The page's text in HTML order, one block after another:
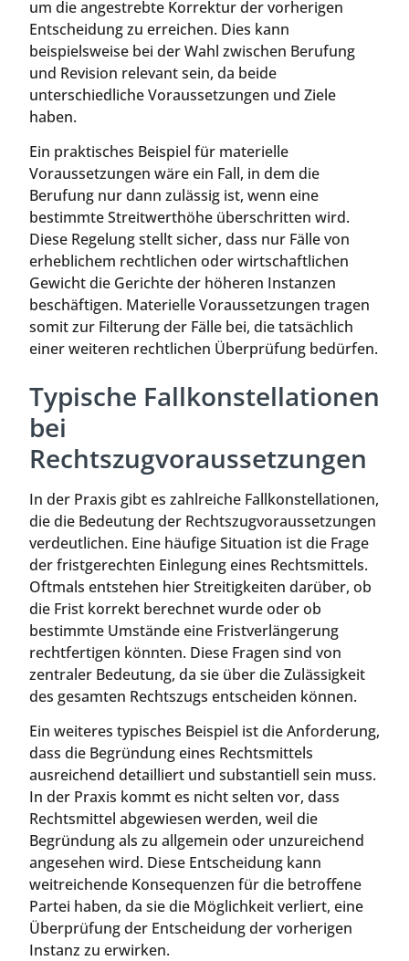
um die angestrebte Korrektur der vorherigen
Entscheidung zu erreichen. Dies kann
beispielsweise bei der Wahl zwischen Berufung
und Revision relevant sein, da beide
unterschiedliche Voraussetzungen und Ziele
haben.
Ein praktisches Beispiel für materielle
Voraussetzungen wäre ein Fall, in dem die
Berufung nur dann zulässig ist, wenn eine
bestimmte Streitwerthöhe überschritten wird.
Diese Regelung stellt sicher, dass nur Fälle von
erheblichem rechtlichen oder wirtschaftlichen
Gewicht die Gerichte der höheren Instanzen
beschäftigen. Materielle Voraussetzungen tragen
somit zur Filterung der Fälle bei, die tatsächlich
einer weiteren rechtlichen Überprüfung bedürfen.
Typische Fallkonstellationen
bei
Rechtszugvoraussetzungen
In der Praxis gibt es zahlreiche Fallkonstellationen,
die die Bedeutung der Rechtszugvoraussetzungen
verdeutlichen. Eine häufige Situation ist die Frage
der fristgerechten Einlegung eines Rechtsmittels.
Oftmals entstehen hier Streitigkeiten darüber, ob
die Frist korrekt berechnet wurde oder ob
bestimmte Umstände eine Fristverlängerung
rechtfertigen könnten. Diese Fragen sind von
zentraler Bedeutung, da sie über die Zulässigkeit
des gesamten Rechtszugs entscheiden können.
Ein weiteres typisches Beispiel ist die Anforderung,
dass die Begründung eines Rechtsmittels
ausreichend detailliert und substantiell sein muss.
In der Praxis kommt es nicht selten vor, dass
Rechtsmittel abgewiesen werden, weil die
Begründung als zu allgemein oder unzureichend
angesehen wird. Diese Entscheidung kann
weitreichende Konsequenzen für die betroffene
Partei haben, da sie die Möglichkeit verliert, eine
Überprüfung der Entscheidung der vorherigen
Instanz zu erwirken.